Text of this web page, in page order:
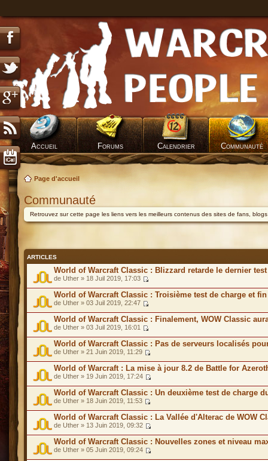
Accueil Forums Calendrier Communauté
Page d'accueil
Communauté
Retrouvez sur cette page les liens vers les meilleurs contenus des sites de fans,
ARTICLES
World of Warcraft Classic : Blizzard retarde le dernier
de Uther » 18 Juil 2019, 17:03
World of Warcraft Classic : Troisième test de charge et
de Uther » 03 Juil 2019, 22:47
World of Warcraft Classic : Finalement, WOW Classic
de Uther » 03 Juil 2019, 16:01
World of Warcraft Classic : Pas de serveurs localisés
de Uther » 21 Juin 2019, 11:29
World of Warcraft : La mise à jour 8.2 de Battle for
de Uther » 19 Juin 2019, 17:24
World of Warcraft Classic : Un deuxième test de charge
de Uther » 18 Juin 2019, 11:53
World of Warcraft Classic : La Vallée d'Alterac de WOW
de Uther » 13 Juin 2019, 09:32
World of Warcraft Classic : Nouvelles zones et niveau
de Uther » 05 Juin 2019, 09:24